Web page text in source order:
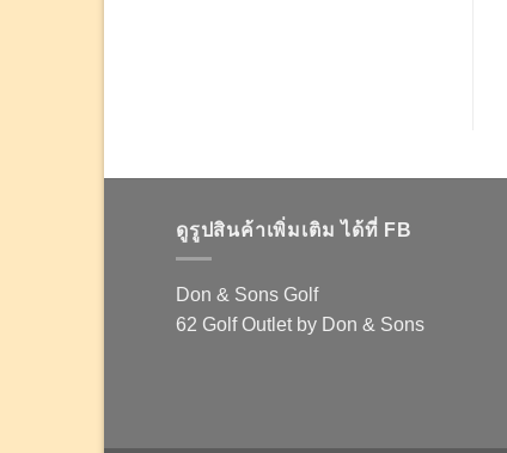
ดูรูปสินค้าเพิ่มเติม ได้ที่ FB
Don & Sons Golf
62 Golf Outlet by Don & Sons